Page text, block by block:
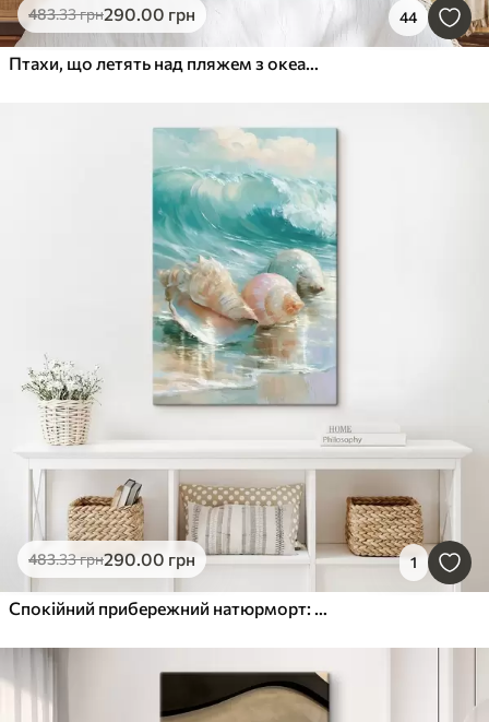
483.33грн290.00 грн 44
Птахи, що летять над пляжем з океаном, гори на задньому плані, теплі кольори, м'яка пастельна палітра
483.33грн290.00 грн 1
Спокійний прибережний натюрморт: три витончені мушлі, що лежать на гладенькому, вологому піску біля океану, у стилі олійного живопису